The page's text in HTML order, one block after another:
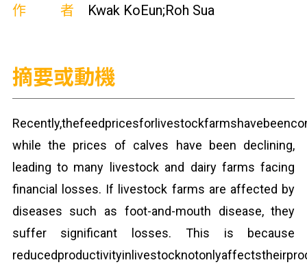
作者
Kwak KoEun;Roh Sua
摘要或動機
while the prices of calves have been declining,
leading to many livestock and dairy farms facing
financial losses. If livestock farms are affected by
diseases such as foot-and-mouth disease, they
suffer significant losses. This is because